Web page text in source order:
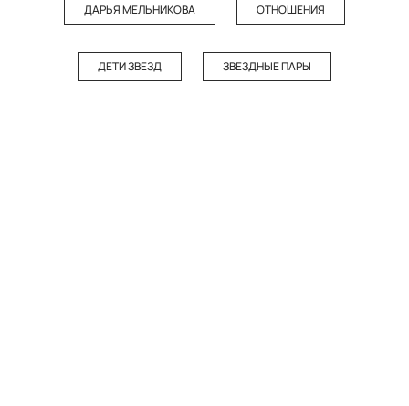
ДАРЬЯ МЕЛЬНИКОВА ОТНОШЕНИЯ
ДЕТИ ЗВЕЗД ЗВЕЗДНЫЕ ПАРЫ